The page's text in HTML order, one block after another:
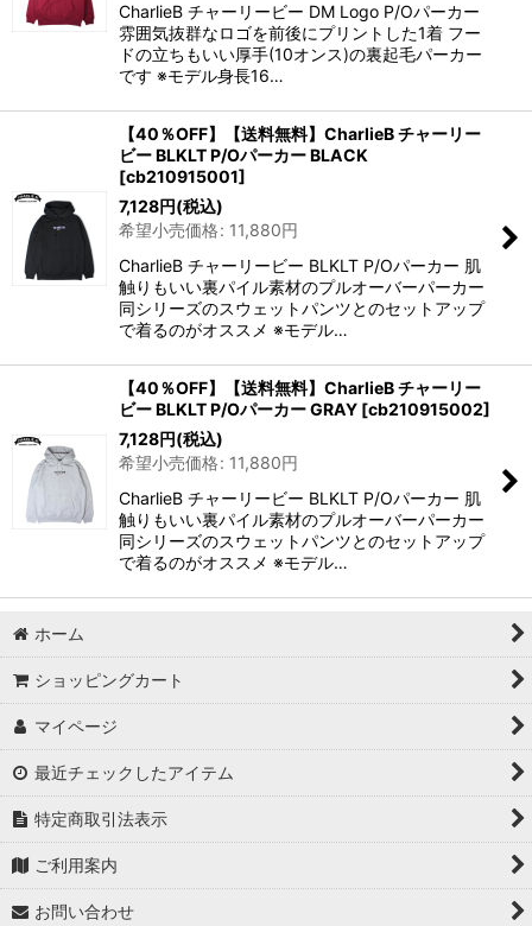
CharlieB チャーリービー DM Logo P/Oパーカー
雰囲気抜群なロゴを前後にプリントした1着 フー
ドの立ちもいい厚手(10オンス)の裏起毛パーカー
です ※モデル身長16…
【40％OFF】【送料無料】CharlieB チャーリー
ビー BLKLT P/Oパーカー BLACK
[cb210915001]
7,128円(税込)
希望小売価格: 11,880円
CharlieB チャーリービー BLKLT P/Oパーカー 肌
触りもいい裏パイル素材のプルオーバーパーカー
同シリーズのスウェットパンツとのセットアップ
で着るのがオススメ ※モデル…
【40％OFF】【送料無料】CharlieB チャーリー
ビー BLKLT P/Oパーカー GRAY [cb210915002]
7,128円(税込)
希望小売価格: 11,880円
CharlieB チャーリービー BLKLT P/Oパーカー 肌
触りもいい裏パイル素材のプルオーバーパーカー
同シリーズのスウェットパンツとのセットアップ
で着るのがオススメ ※モデル…
ホーム
ショッピングカート
マイページ
最近チェックしたアイテム
特定商取引法表示
ご利用案内
お問い合わせ